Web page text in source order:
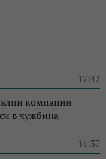
17:42
компании
в чужбина
14:37